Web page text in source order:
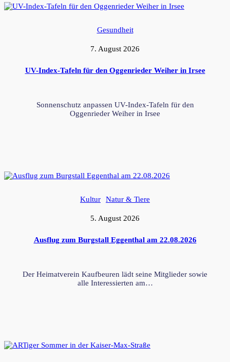
Gesundheit
7. August 2026
UV-Index-Tafeln für den Oggenrieder Weiher in Irsee
Sonnenschutz anpassen UV-Index-Tafeln für den
Oggenrieder Weiher in Irsee
Kultur Natur & Tiere
5. August 2026
Ausflug zum Burgstall Eggenthal am 22.08.2026
Der Heimatverein Kaufbeuren lädt seine Mitglieder sowie
alle Interessierten am…